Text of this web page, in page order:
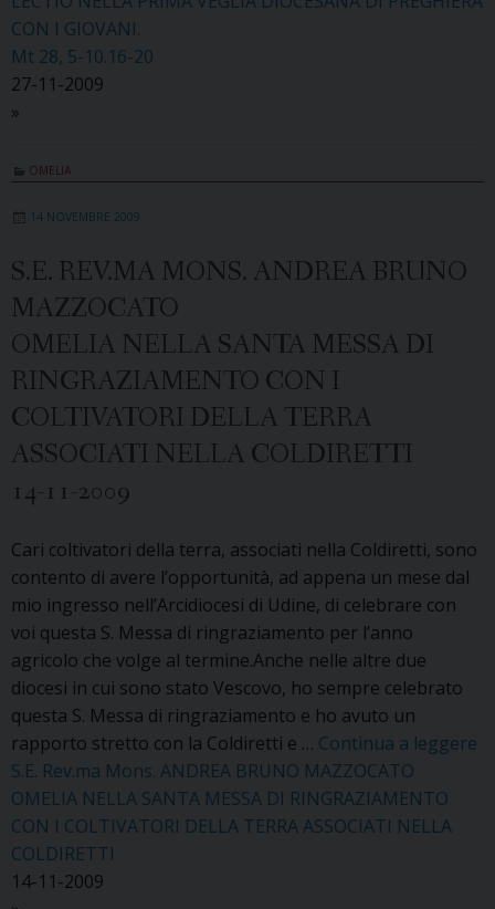
CON I GIOVANI.
Mt 28, 5-10.16-20
27-11-2009
»
OMELIA
14 NOVEMBRE 2009
S.E. REV.MA MONS. ANDREA BRUNO
MAZZOCATO
OMELIA NELLA SANTA MESSA DI
RINGRAZIAMENTO CON I
COLTIVATORI DELLA TERRA
ASSOCIATI NELLA COLDIRETTI
14-11-2009
Cari coltivatori della terra, associati nella Coldiretti, sono
contento di avere l’opportunità, ad appena un mese dal
mio ingresso nell’Arcidiocesi di Udine, di celebrare con
voi questa S. Messa di ringraziamento per l’anno
agricolo che volge al termine.Anche nelle altre due
diocesi in cui sono stato Vescovo, ho sempre celebrato
questa S. Messa di ringraziamento e ho avuto un
rapporto stretto con la Coldiretti e … Continua a leggere
S.E. Rev.ma Mons. ANDREA BRUNO MAZZOCATO
OMELIA NELLA SANTA MESSA DI RINGRAZIAMENTO
CON I COLTIVATORI DELLA TERRA ASSOCIATI NELLA
COLDIRETTI
14-11-2009